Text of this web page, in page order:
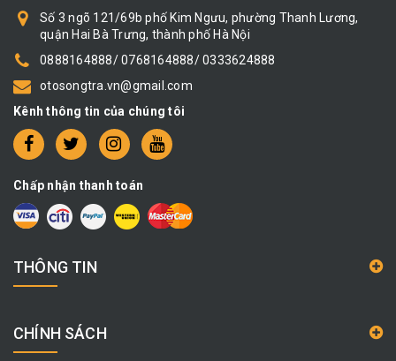
Số 3 ngõ 121/69b phố Kim Ngưu, phường Thanh Lương,
quận Hai Bà Trưng, thành phố Hà Nội
0888164888/ 0768164888/ 0333624888
otosongtra.vn@gmail.com
Kênh thông tin của chúng tôi
Chấp nhận thanh toán
THÔNG TIN
CHÍNH SÁCH